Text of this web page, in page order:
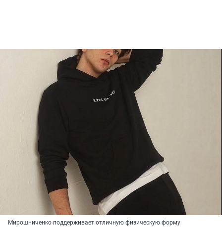
Мирошниченко поддерживает отличную физическую форму